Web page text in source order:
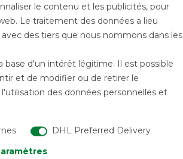
le contenu et les publicités, pour
Le traitement des données a lieu
des tiers que nous nommons dans les
d'un intérêt légitime. Il est possible
et de modifier ou de retirer le
des données personnelles et
DHL Preferred Delivery